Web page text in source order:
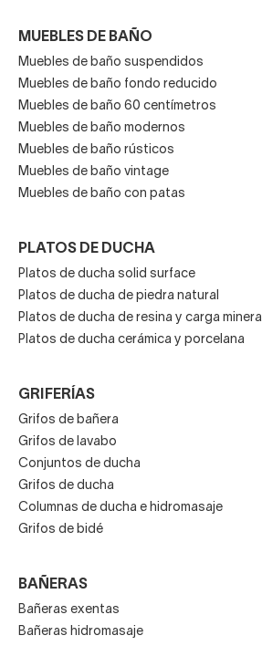
MUEBLES DE BAÑO
Muebles de baño suspendidos
Muebles de baño fondo reducido
Muebles de baño 60 centímetros
Muebles de baño modernos
Muebles de baño rústicos
Muebles de baño vintage
Muebles de baño con patas
PLATOS DE DUCHA
Platos de ducha solid surface
Platos de ducha de piedra natural
Platos de ducha de resina y carga mineral
Platos de ducha cerámica y porcelana
GRIFERÍAS
Grifos de bañera
Grifos de lavabo
Conjuntos de ducha
Grifos de ducha
Columnas de ducha e hidromasaje
Grifos de bidé
BAÑERAS
Bañeras exentas
Bañeras hidromasaje